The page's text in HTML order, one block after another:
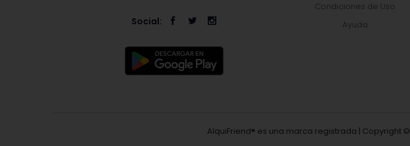
Social:
Condiciones de Uso
Ayuda
AlquiFriend® es una marca registrada | Copyright ©